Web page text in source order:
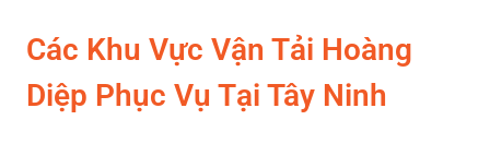
Các Khu Vực Vận Tải Hoàng
Diệp Phục Vụ Tại Tây Ninh